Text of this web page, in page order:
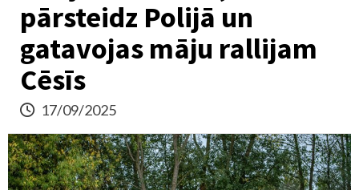
pārsteidz Polijā un
gatavojas māju rallijam
Cēsīs
17/09/2025